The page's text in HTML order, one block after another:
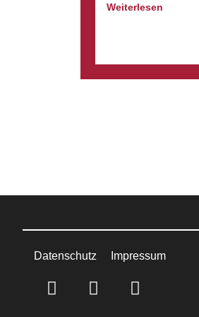
Weiterlesen
Datenschutz Impressum